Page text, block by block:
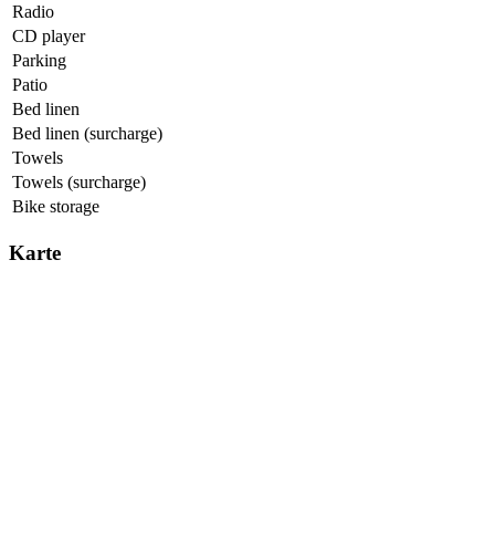
Radio
CD player
Parking
Patio
Bed linen
Bed linen (surcharge)
Towels
Towels (surcharge)
Bike storage
Karte